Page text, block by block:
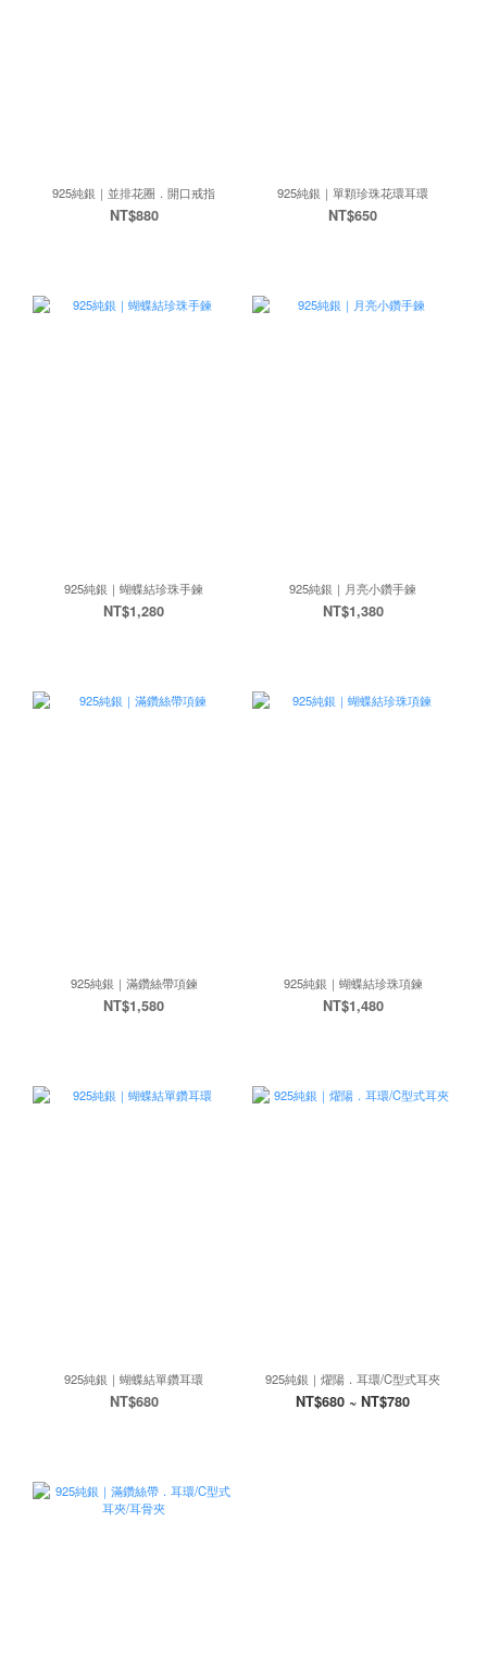
925純銀｜並排花圈．開口戒指
NT$880
925純銀｜單顆珍珠花環耳環
NT$650
925純銀｜蝴蝶結珍珠手鍊
NT$1,280
925純銀｜月亮小鑽手鍊
NT$1,380
925純銀｜滿鑽絲帶項鍊
NT$1,580
925純銀｜蝴蝶結珍珠項鍊
NT$1,480
925純銀｜蝴蝶結單鑽耳環
NT$680
925純銀｜燿陽．耳環/C型式耳夾
NT$680 ~ NT$780